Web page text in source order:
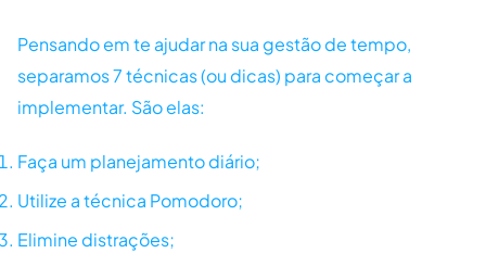
Pensando em te ajudar na sua gestão de tempo,
separamos 7 técnicas (ou dicas) para começar a
implementar. São elas:
Faça um planejamento diário;
Utilize a técnica Pomodoro;
Elimine distrações;